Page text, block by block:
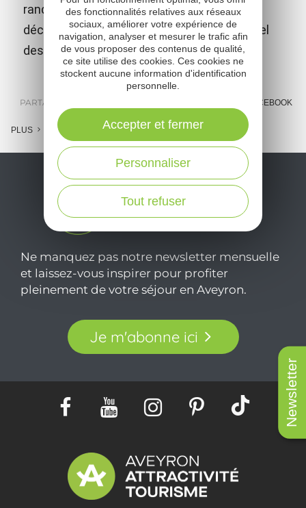
Newsletter
randonneurs des outils de médiation pour
découvrir la faune et la flore du milieu naturel
des berges de l'Aveyron.
PARTAGER : FACEBOOK
PLUS
Ne manquez pas notre newsletter mensuelle
et laissez-vous inspirer pour profiter
pleinement de votre séjour en Aveyron.
Je m'abonne ici
des fonctionnalités relatives aux réseaux
sociaux, améliorer votre expérience de
navigation, analyser et mesurer le trafic afin
de vous proposer des contenus de qualité,
ce site utilise des cookies. Ces cookies ne
stockent aucune information d'identification
personnelle.
Tout refuser
Personnaliser
Accepter et fermer